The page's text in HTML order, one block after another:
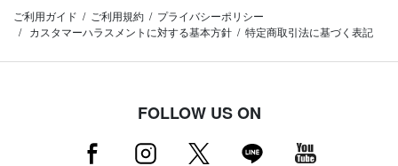
ご利用ガイド ご利用規約
プライバシーポリシー
カスタマーハラスメントに対する基本方針
特定商取引法に基づく表記
FOLLOW US ON